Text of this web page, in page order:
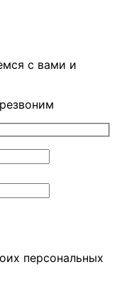
с вами и
персональных